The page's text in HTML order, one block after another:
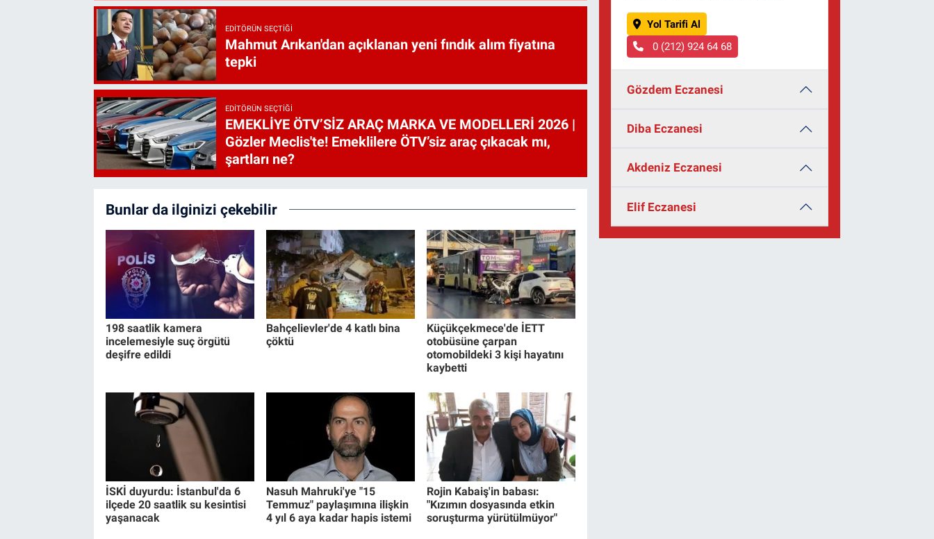
EDITÖRÜN SEÇTIĞI
Mahmut Arıkan'dan açıklanan yeni fındık alım fiyatına
tepki
EDITÖRÜN SEÇTIĞI
EMEKLİYE ÖTV’SİZ ARAÇ MARKA VE MODELLERİ 2026 |
Gözler Meclis'te! Emeklilere ÖTV’siz araç çıkacak mı,
şartları ne?
Bunlar da ilginizi çekebilir
198 saatlik kamera
incelemesiyle suç örgütü
deşifre edildi
Bahçelievler'de 4 katlı bina
çöktü
Küçükçekmece'de İETT
otobüsüne çarpan
otomobildeki 3 kişi hayatını
kaybetti
İSKİ duyurdu: İstanbul'da 6
ilçede 20 saatlik su kesintisi
yaşanacak
Nasuh Mahruki'ye "15
Temmuz" paylaşımına ilişkin
4 yıl 6 aya kadar hapis istemi
Rojin Kabaiş'in babası:
"Kızımın dosyasında etkin
soruşturma yürütülmüyor"
Yol Tarifi Al
0 (212) 924 64 68
Gözdem Eczanesi
Diba Eczanesi
Akdeniz Eczanesi
Elif Eczanesi